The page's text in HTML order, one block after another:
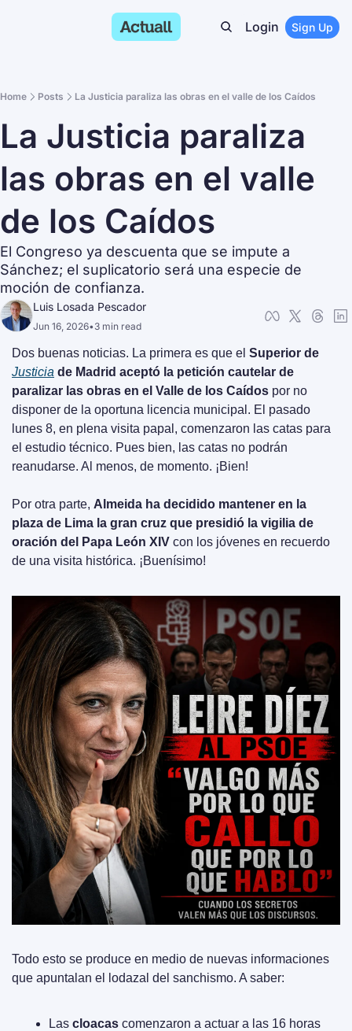
Login Sign Up
Home Posts La Justicia paraliza las obras en el valle de los Caídos
La Justicia paraliza
las obras en el valle
de los Caídos
El Congreso ya descuenta que se impute a
Sánchez; el suplicatorio será una especie de
moción de confianza.
Luis Losada Pescador
Jun 16, 2026•3 min read
Dos buenas noticias. La primera es que el
Justicia de Madrid aceptó la petición cautelar de
paralizar las obras en el Valle de los Caídos por no
disponer de la oportuna licencia municipal. El pasado
lunes 8, en plena visita papal, comenzaron las catas para
el estudio técnico. Pues bien, las catas no podrán
reanudarse. Al menos, de momento. ¡Bien!
Por otra parte, Almeida ha decidido mantener en la
plaza de Lima la gran cruz que presidió la vigilia de
oración del Papa León XIV con los jóvenes en recuerdo
de una visita histórica. ¡Buenísimo!
Todo esto se produce en medio de nuevas informaciones
que apuntalan el lodazal del sanchismo. A saber:
Las cloacas comenzaron a actuar a las 16 horas